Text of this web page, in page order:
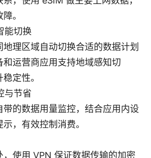
。
能切换
地理区域自动切换合适的数据计划
和运营商应用支持地域感知切
定性。
与节省
带的数据用量监控，结合应用内设
，有效控制消费。
，使用 VPN 保证数据传输的加密